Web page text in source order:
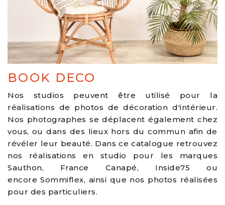
BOOK DECO
Nos studios peuvent être utilisé pour la
réalisations de photos de décoration d'intérieur.
Nos photographes se déplacent également chez
vous, ou dans des lieux hors du commun afin de
révéler leur beauté. Dans ce catalogue retrouvez
nos réalisations en studio pour les marques
Sauthon, France Canapé, Inside75 ou
encore Sommiflex, ainsi que nos photos réalisées
pour des particuliers.